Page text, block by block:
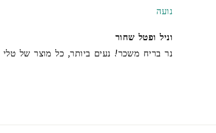
נועה
וניל ופטל שחור
נר בריח משכר! נעים ביותר, כל מוצר של